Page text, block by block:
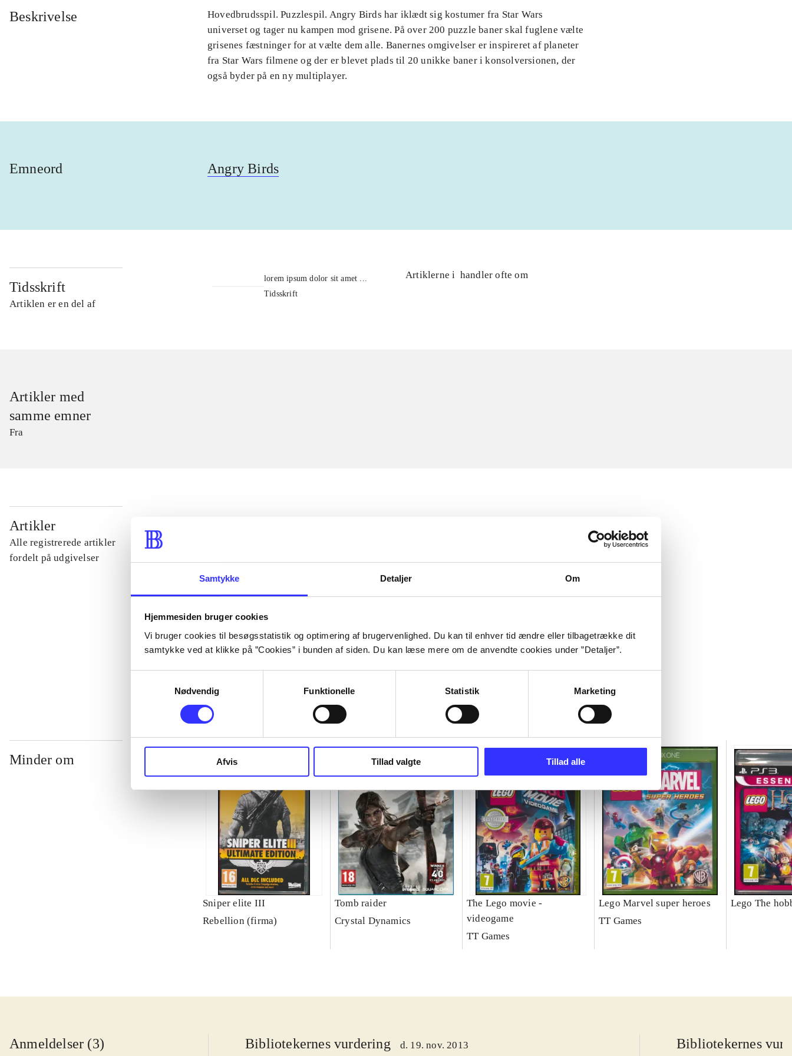
Samtykke Detaljer Om
Hjemmesiden bruger cookies
Vi bruger cookies til besøgsstatistik og optimering af brugervenlighed. Du kan til enhver tid ændre eller tilbagetrække dit
samtykke ved at klikke på ”Cookies” i bunden af siden. Du kan læse mere om de anvendte cookies under ”Detaljer”.
Nødvendig
Funktionelle Statistik Marketing
Afvis Tillad valgte Tillad alle
Beskrivelse
Hovedbrudsspil. Puzzlespil. Angry Birds har iklædt sig kostumer fra Star Wars
universet og tager nu kampen mod grisene. På over 200 puzzle baner skal fuglene vælte
grisenes fæstninger for at vælte dem alle. Banernes omgivelser er inspireret af planeter
fra Star Wars filmene og der er blevet plads til 20 unikke baner i konsolversionen, der
også byder på en ny multiplayer.
Emneord Angry Birds
Tidsskrift
Artiklen er en del af
lorem ipsum dolor sit amet ...
Tidsskrift
Artiklerne i handler ofte om
Artikler med
samme emner
Fra
Artikler
Alle registrerede artikler
fordelt på udgivelser
...
...
...
Minder om
Sniper elite III
Rebellion (firma)
Tomb raider
Crystal Dynamics
The Lego movie -
videogame
TT Games
Lego Marvel super heroes
TT Games
Lego The
Anmeldelser (3) Bibliotekernes vurdering d. 19. nov. 2013 Bibliotekernes